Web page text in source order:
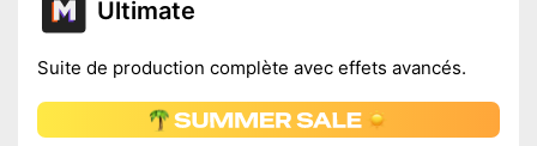
Ultimate
Suite de production complète avec effets avancés.